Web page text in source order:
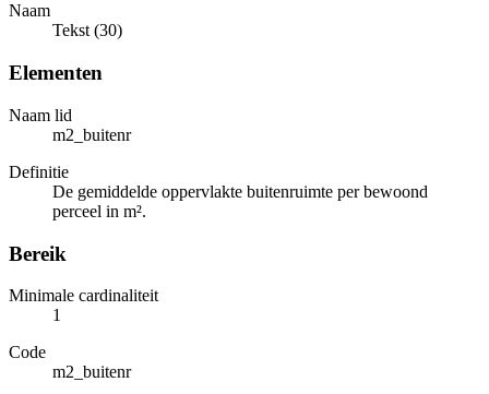
Naam
Tekst (30)
Elementen
Naam lid
m2_buitenr
Definitie
De gemiddelde oppervlakte buitenruimte per bewoond
perceel in m².
Bereik
Minimale cardinaliteit
1
Code
m2_buitenr